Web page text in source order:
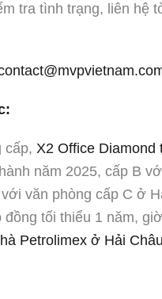
tra tình trạng, liên hệ
cấp, X2 Office Diamond
năm 2025, cấp B
văn phòng cấp C ở
đồng tối thiểu 1 năm,
Petrolimex ở Hải Châu